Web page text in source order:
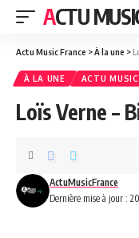
ACTU
Actu Music France >À la une >
À LA UNE ACTU
Loïs Verne –
Dernière mise à jour :
ActuMusicFrance